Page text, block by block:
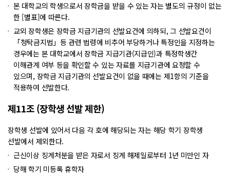
본 대학교의 학생으로서 장학금을 받을 수 있는 자는 별도의 규정이 없는
한 [별표]에 따른다.
교외 장학생은 장학금 지급기관의 선발요건에 의하되, 그 선발요건이
「청탁금지법」등 관련 법령에 비추어 부당하거나 특정인을 지정하는
경우에는 본 대학교에서 장학금 지급기관(지급인)과 특정학생간
이해관계 여부 등을 확인할 수 있는 자료를 지급기관에 요청할 수
있으며, 장학금 지급기관의 선발요건이 없을 때에는 제1항의 기준을
적용하여 선발한다.
제11조 (장학생 선발 제한)
장학생 선발에 있어서 다음 각 호에 해당되는 자는 해당 학기 장학생
선발에서 제외한다.
근신이상 징계처분을 받은 자로서 징계 해제일로부터 1년 미만인 자
당해 학기 미등록 휴학자